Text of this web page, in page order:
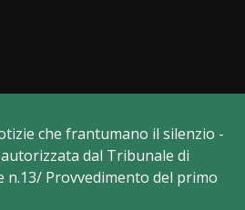
che frantumano il silenzio -
dal Tribunale di
Provvedimento del primo